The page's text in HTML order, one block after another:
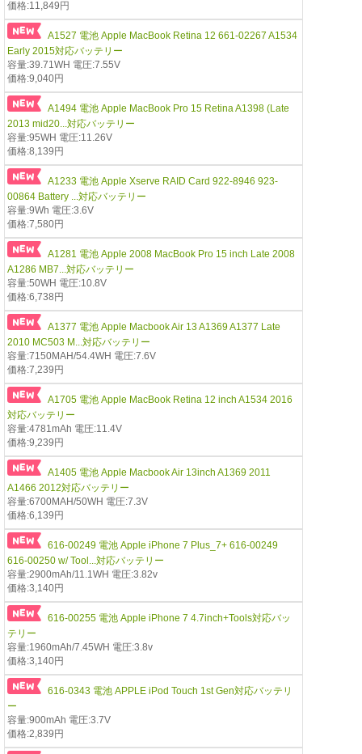
価格:11,849円
A1527 電池 Apple MacBook Retina 12 661-02267 A1534
Early 2015対応バッテリー
容量:39.71WH 電圧:7.55V
価格:9,040円
A1494 電池 Apple MacBook Pro 15 Retina A1398 (Late
2013 mid20...対応バッテリー
容量:95WH 電圧:11.26V
価格:8,139円
A1233 電池 Apple Xserve RAID Card 922-8946 923-
00864 Battery ...対応バッテリー
容量:9Wh 電圧:3.6V
価格:7,580円
A1281 電池 Apple 2008 MacBook Pro 15 inch Late 2008
A1286 MB7...対応バッテリー
容量:50WH 電圧:10.8V
価格:6,738円
A1377 電池 Apple Macbook Air 13 A1369 A1377 Late
2010 MC503 M...対応バッテリー
容量:7150MAH/54.4WH 電圧:7.6V
価格:7,239円
A1705 電池 Apple MacBook Retina 12 inch A1534 2016
対応バッテリー
容量:4781mAh 電圧:11.4V
価格:9,239円
A1405 電池 Apple Macbook Air 13inch A1369 2011
A1466 2012対応バッテリー
容量:6700MAH/50WH 電圧:7.3V
価格:6,139円
616-00249 電池 Apple iPhone 7 Plus_7+ 616-00249
616-00250 w/ Tool...対応バッテリー
容量:2900mAh/11.1WH 電圧:3.82v
価格:3,140円
616-00255 電池 Apple iPhone 7 4.7inch+Tools対応バッ
テリー
容量:1960mAh/7.45WH 電圧:3.8v
価格:3,140円
616-0343 電池 APPLE iPod Touch 1st Gen対応バッテリ
ー
容量:900mAh 電圧:3.7V
価格:2,839円